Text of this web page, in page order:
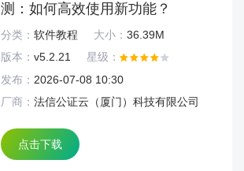
测：如何高效使用新功能？
分类： 软件教程 大小： 36.39M
版本： v5.2.21
星级：
发布： 2026-07-08 10:30
厂商： 法信公证云（厦门）科技有限公司
点击下载